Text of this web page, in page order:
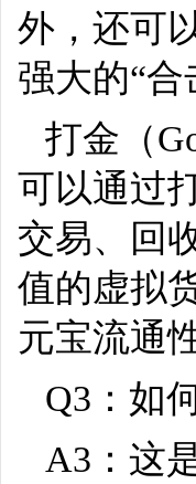
外，还可
强大的“
打金（
可以通过
交易、回
值的虚拟
元宝流通
Q3：如
A3：这